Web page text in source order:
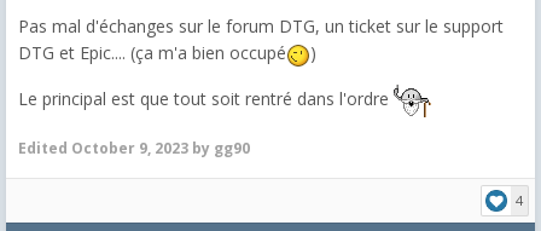
Pas mal d'échanges sur le forum DTG, un ticket sur le support
DTG et Epic.... (ça m'a bien occupé
)
Le principal est que tout soit rentré dans l'ordre
Edited October 9, 2023 by gg90
4